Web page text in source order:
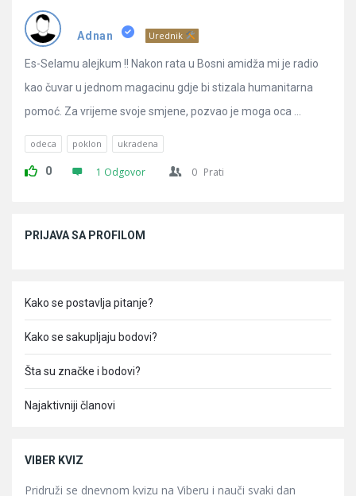
Adnan Urednik
Es-Selamu alejkum !! Nakon rata u Bosni amidža mi je radio
kao čuvar u jednom magacinu gdje bi stizala humanitarna
pomoć. Za vrijeme svoje smjene, pozvao je moga oca ...
odeca poklon ukradena
0 1 Odgovor 0 Prati
PRIJAVA SA PROFILOM
Kako se postavlja pitanje?
Kako se sakupljaju bodovi?
Šta su značke i bodovi?
Najaktivniji članovi
VIBER KVIZ
Pridruži se dnevnom kvizu na Viberu i nauči svaki dan